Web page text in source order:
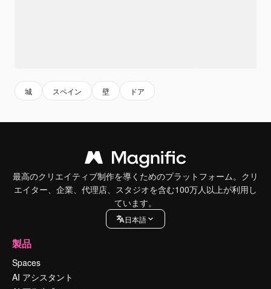
城 スペイン 壁 ドア
最高のクリエイティブ制作を導くためのプラットフォーム。クリ
エイター、企業、代理店、スタジオを含む100万人以上が利用し
ています。
日本語
製品
Spaces
AI アシスタント